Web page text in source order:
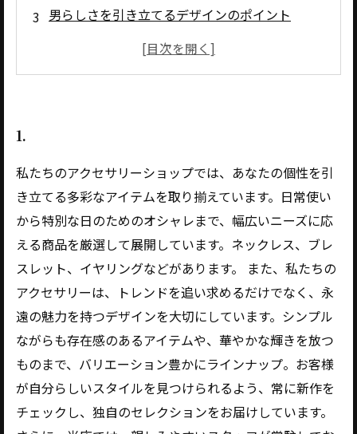
男らしさを引き立てるデザインのポイント
K18素材の特徴とその価値
1.
私たちのアクセサリーショップでは、あなたの個性を引
き立てる多彩なアイテムを取り揃えています。日常使い
から特別な日のためのオシャレまで、幅広いニーズに応
える商品を厳選して展開しています。ネックレス、ブレ
スレット、イヤリングなどがあります。 また、私たちの
アクセサリーは、トレンドを追い求めるだけでなく、永
遠の魅力を持つデザインを大切にしています。シンプル
ながらも存在感のあるアイテムや、華やかな輝きを放つ
ものまで、バリエーション豊かにラインナップ。お客様
が自分らしいスタイルを見つけられるよう、常に新作を
チェックし、独自のセレクションをお届けしています。